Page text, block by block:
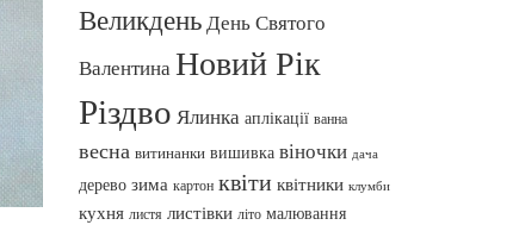
ВеликденьДень Святого
ВалентинаНовий Рік
Різдво Ялинка аплікації ванна
весна витинанки вишивка віночки дача
дерево зима картон квіти квітники клумби
кухня листя листівки літо малювання